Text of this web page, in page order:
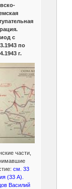
с
по
г.
части,
см. 33
(33 А).
Василий